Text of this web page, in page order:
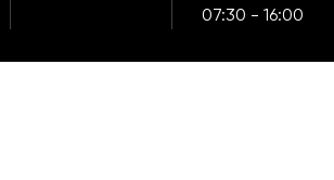
07:30 - 16:00